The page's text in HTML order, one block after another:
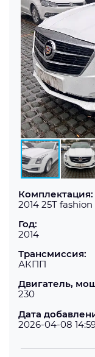
Комплектация:
2014 25T
Год:
2014
Трансмиссия:
АКПП
Двигатель,
230
Дата
2026-04-08